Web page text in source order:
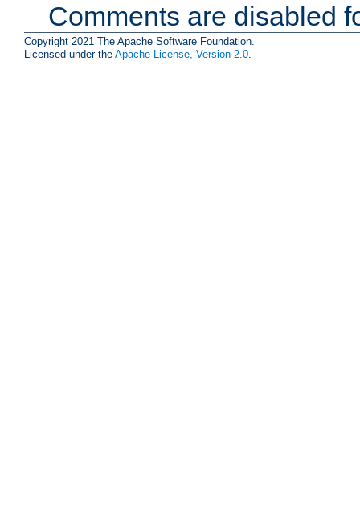
Comments are disabled
Copyright 2021 The Apache Software Foundation.
Licensed under the Apache License, Version 2.0